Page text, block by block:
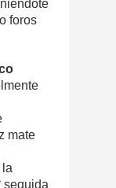
foros
mate
seguida